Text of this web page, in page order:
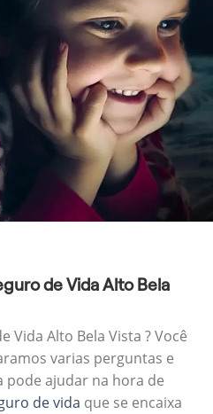
de Vida Alto Bela
Vida Alto Bela Vista ? Você
varias perguntas e
pode ajudar na hora de
de vida que se encaixa